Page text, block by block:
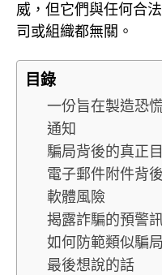
威，但它們與任何合
司或組織都無關。
目錄
一份旨在製造恐
通知
騙局背後的真正
電子郵件附件背
軟體風險
揭露詐騙的預警
如何防範類似騙局
最後想說的話